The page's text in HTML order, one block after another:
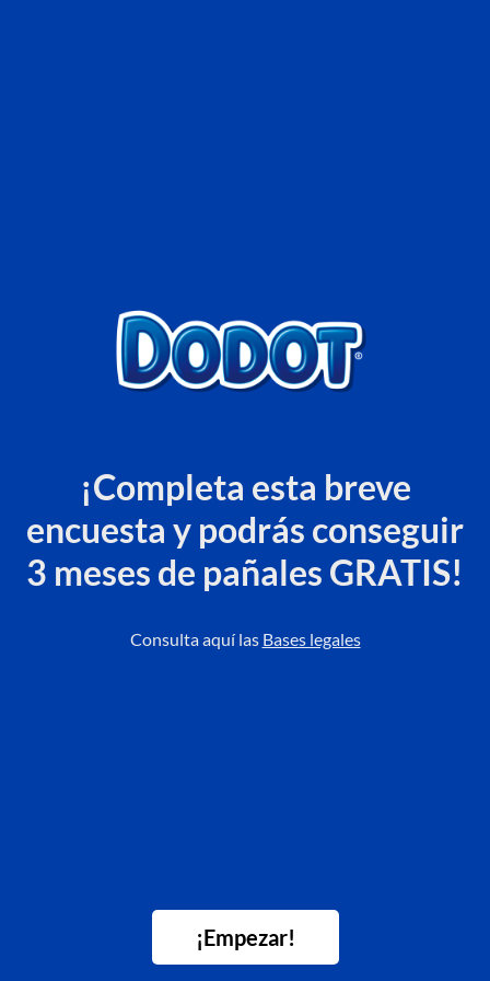
¡Completa esta breve
encuesta y podrás conseguir
3 meses de pañales GRATIS!
Consulta aquí las Bases legales
¡Empezar!